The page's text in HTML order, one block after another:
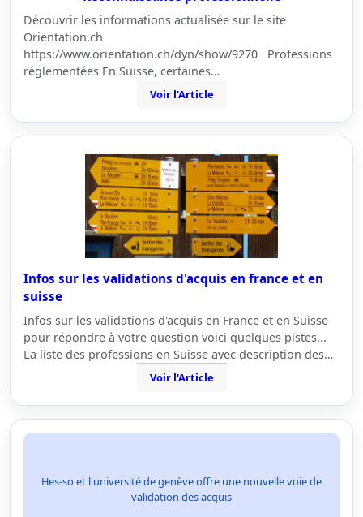
Découvrir les informations actualisée sur le site
Orientation.ch
https://www.orientation.ch/dyn/show/9270 Professions
réglementées En Suisse, certaines…
Voir l'Article
Infos sur les validations d'acquis en france et en
suisse
Infos sur les validations d'acquis en France et en Suisse
pour répondre à votre question voici quelques pistes...
La liste des professions en Suisse avec description des…
Voir l'Article
Hes-so et l'université de genève offre une nouvelle voie de
validation des acquis